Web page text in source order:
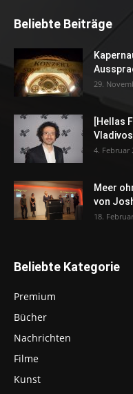
Beliebte Beiträge
29.
[Hellas
4. Februar
Meer
von
18.
Beliebte Kategorie
Premium
Bücher
Nachrichten
Filme
Kunst